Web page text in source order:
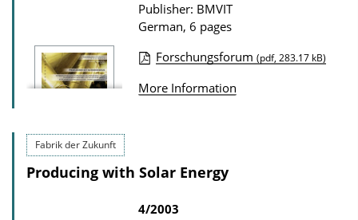
t
i
o
D
n
o
Publisher: BMVIT
German, 6 pages
u
i
a
Forschungsforum (pdf, 283.17 kB)
More Information
Fabrik der Zukunft
Producing with Solar Energy
4/2003